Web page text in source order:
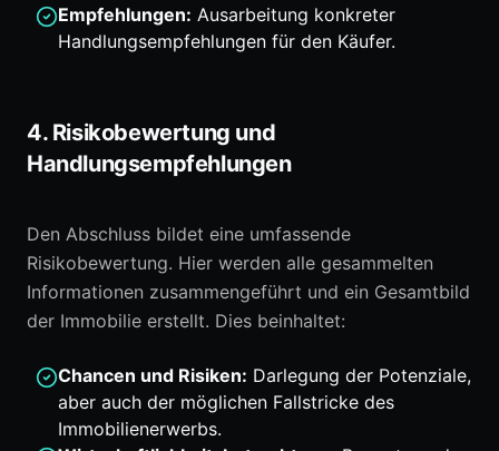
Empfehlungen: Ausarbeitung konkreter
Handlungsempfehlungen für den Käufer.
4. Risikobewertung und
Handlungsempfehlungen
Den Abschluss bildet eine umfassende
Risikobewertung. Hier werden alle gesammelten
Informationen zusammengeführt und ein Gesamtbild
der Immobilie erstellt. Dies beinhaltet:
Chancen und Risiken: Darlegung der Potenziale,
aber auch der möglichen Fallstricke des
Immobilienerwerbs.